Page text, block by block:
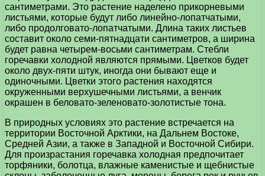
сантиметрами. Это растение наделено прикорневыми
листьями, которые будут либо линейно-лопатчатыми,
либо продолговато-лопатчатыми. Длина таких листьев
составит около семи-пятнадцати сантиметров, а ширина
будет равна четырем-восьми сантиметрам. Стебли
горечавки холодной являются прямыми. Цветков будет
около двух-пяти штук, иногда они бывают еще и
одиночными. Цветки этого растения находятся
окруженными верхушечными листьями, а венчик
окрашен в беловато-зеленовато-золотистые тона.
В природных условиях это растение встречается на
территории Восточной Арктики, на Дальнем Востоке,
Средней Азии, а также в Западной и Восточной Сибири.
Для произрастания горечавка холодная предпочитает
торфяники, болотца, влажные каменистые и щебнистые